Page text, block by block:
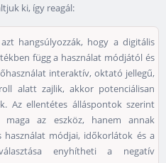
ki, így reagál:
hangsúlyozzák, hogy a digitális
függ a használat módjától és
interaktív, oktató jellegű,
alatt zajlik, akkor potenciálisan
Az ellentétes álláspontok szerint
az eszköz, hanem annak
használat módjai, időkorlátok és a
enyhítheti a negatív